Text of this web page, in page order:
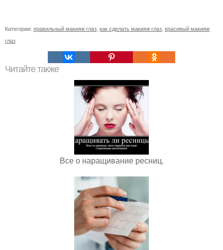
Категории: правильный макияж глаз как сделать макияж глаз красивый макияж
глаз
Читайте также
Все о наращивание ресниц.